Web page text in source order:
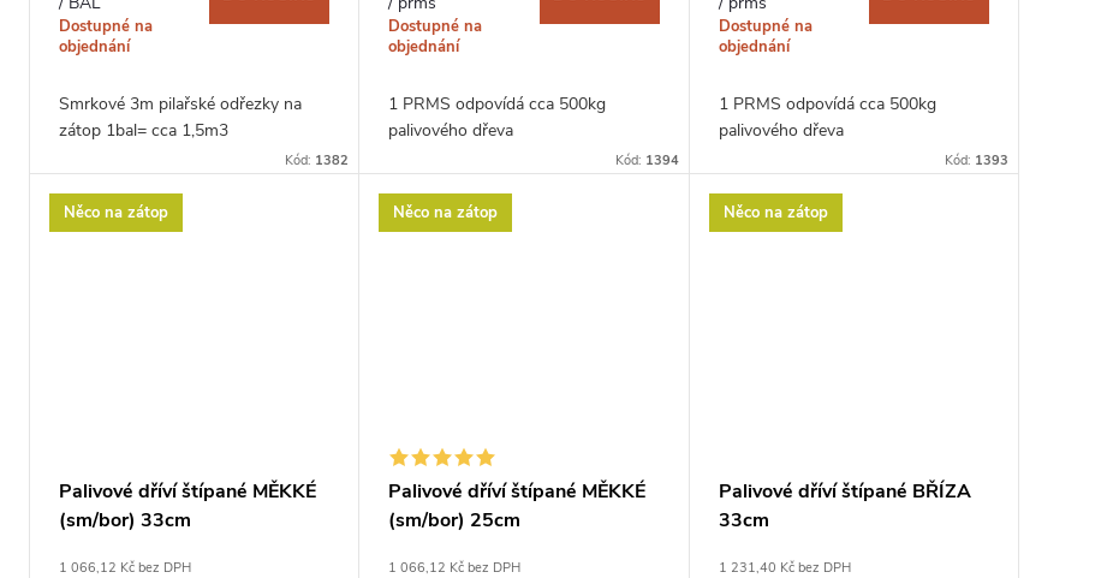
t
ů
k
Dostupné na
objednání
Smrkové 3m pilařské odřezky na
zátop 1bal= cca 1,5m3
Kód: 1382
Dostupné na
objednání
1 PRMS odpovídá cca 500kg
palivového dřeva
Kód: 1394
Dostupné na
objednání
1 PRMS odpovídá cca 500kg
palivového dřeva
Kód: 1393
Něco na zátop
Palivové dříví štípané MĚKKÉ
(sm/bor) 33cm
1 066,12 Kč bez DPH
Něco na zátop
Palivové dříví štípané MĚKKÉ
(sm/bor) 25cm
1 066,12 Kč bez DPH
Něco na zátop
Palivové dříví štípané BŘÍZA
33cm
1 231,40 Kč bez DPH